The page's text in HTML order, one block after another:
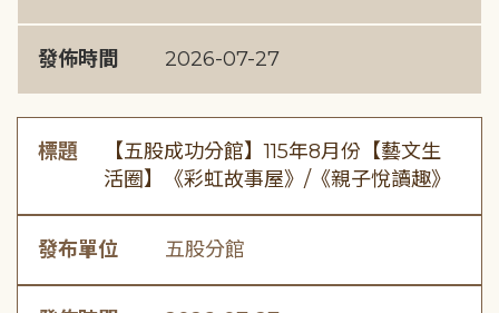
發佈時間 2026-07-27
標題
【五股成功分館】115年8月份【藝文生
活圈】《彩虹故事屋》/《親子悅讀趣》
發布單位 五股分館